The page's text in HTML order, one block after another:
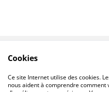
Politique de
confidentialité
Cookies
Ce site Internet utilise des cookies.
nous aident à comprendre comment